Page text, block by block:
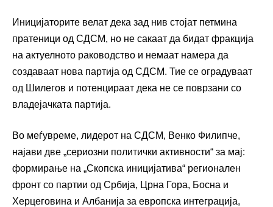
Иницијаторите велат дека зад нив стојат петмина
пратеници од СДСМ, но не сакаат да бидат фракција
на актуелното раководство и немаат намера да
создаваат нова партија од СДСМ. Тие се оградуваат
од Шилегов и потенцираат дека не се поврзани со
владејачката партија.
Во меѓувреме, лидерот на СДСМ, Венко Филипче,
најави две „сериозни политички активности“ за мај:
формирање на „Скопска иницијатива“ регионален
фронт со партии од Србија, Црна Гора, Босна и
Херцеговина и Албанија за европска интеграција,